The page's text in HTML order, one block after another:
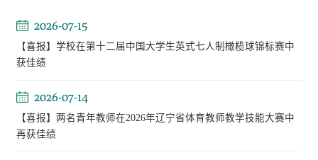
2026-07-15
【喜报】学校在第十二届中国大学生英式七人制橄榄球锦标赛中
获佳绩
2026-07-14
【喜报】两名青年教师在2026年辽宁省体育教师教学技能大赛中
再获佳绩